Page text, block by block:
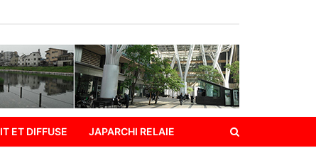
ET DIFFUSE JAPARCHI RELAIE